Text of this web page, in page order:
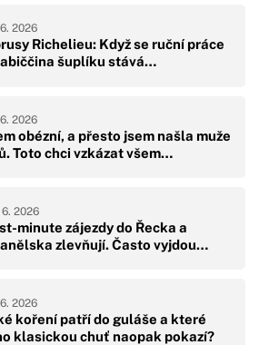
Richelieu: Když se ruční práce
šuplíku stává…
2026
obézní, a přesto jsem našla muže
Toto chci vzkázat všem…
2026
minute zájezdy do Řecka a
zlevňují. Často vyjdou…
2026
koření patří do guláše a které
klasickou chuť naopak pokazí?
2026